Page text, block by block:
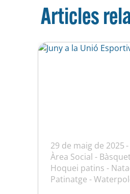
Articles
29 de maig de 2025
Àrea Social - Bàsquet
Hoquei patins -
Patinatge -